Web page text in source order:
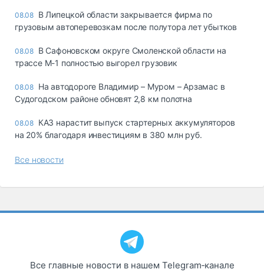
08.08 В Липецкой области закрывается фирма по
грузовым автоперевозкам после полутора лет убытков
08.08 В Сафоновском округе Смоленской области на
трассе М-1 полностью выгорел грузовик
08.08 На автодороге Владимир – Муром – Арзамас в
Судогодском районе обновят 2,8 км полотна
08.08 КАЗ нарастит выпуск стартерных аккумуляторов
на 20% благодаря инвестициям в 380 млн руб.
Все новости
Все главные новости в нашем Telegram‑канале